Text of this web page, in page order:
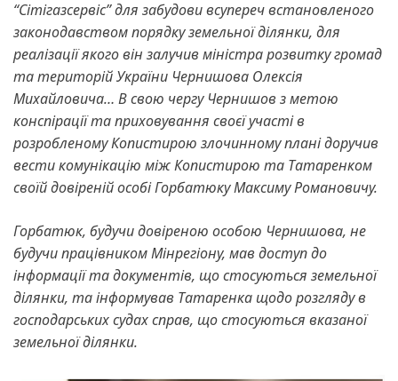
“Сітігазсервіс” для забудови всупереч встановленого
законодавством порядку земельної ділянки, для
реалізації якого він залучив міністра розвитку громад
та територій України Чернишова Олексія
Михайловича… В свою чергу Чернишов з метою
конспірації та приховування своєї участі в
розробленому Копистирою злочинному плані доручив
вести комунікацію між Копистирою та Татаренком
своїй довіреній особі Горбатюку Максиму Романовичу.
Горбатюк, будучи довіреною особою Чернишова, не
будучи працівником Мінрегіону, мав доступ до
інформації та документів, що стосуються земельної
ділянки, та інформував Татаренка щодо розгляду в
господарських судах справ, що стосуються вказаної
земельної ділянки.